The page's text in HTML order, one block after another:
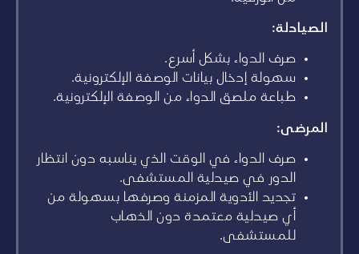
الصيادلة:
صرف الدواء بشكل أسرع.
سهولة إدخال بيانات الوصفة الإلكترونية.
طباعة ملصق الدواء من الوصفة الإلكترونية.
المرضى:
صرف الدواء في الوقت الذي يناسبه دون انتظار
الدور في صيدلية المستشفى.
تجديد الأدوية المزمنة وصرفها بسهولة من
أي صيدلية معتمدة دون الذهاب
للمستشفى.